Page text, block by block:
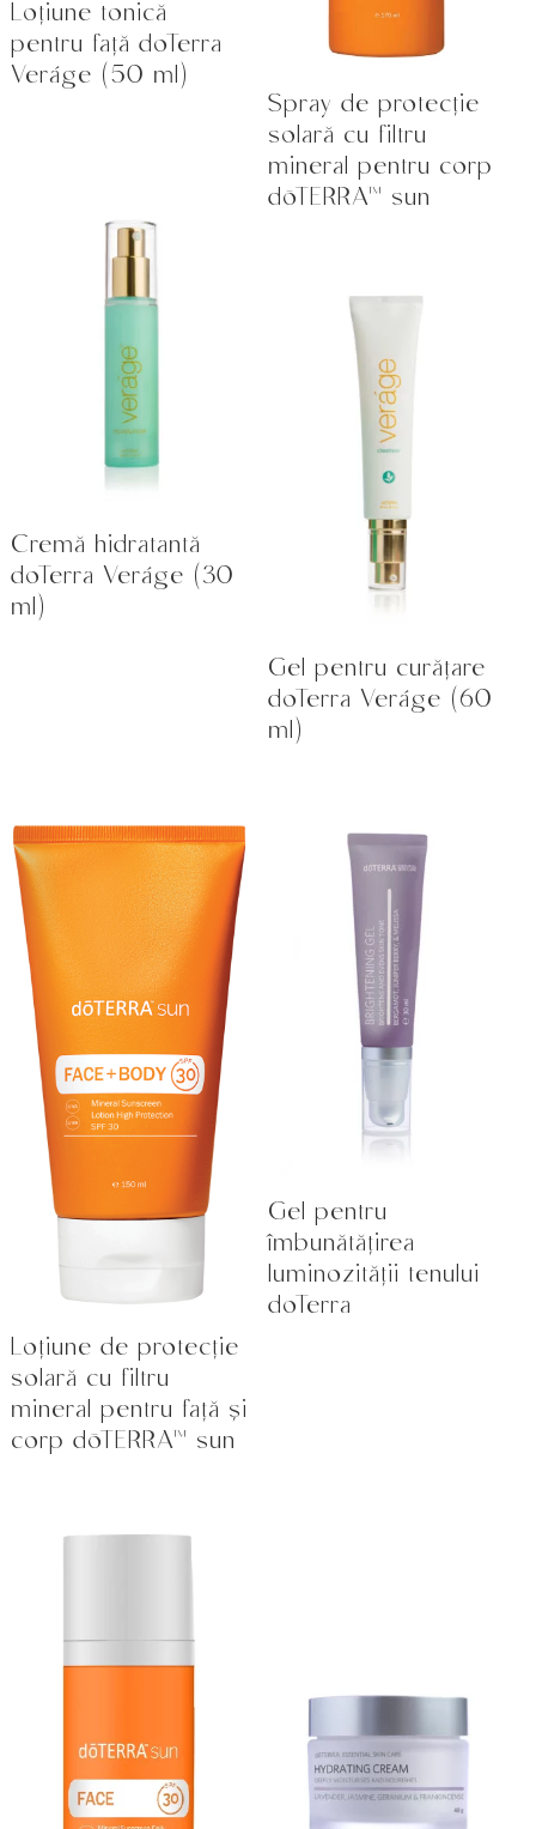
Loțiune tonică
pentru față doTerra
Veráge (50 ml)
Spray de protecție
solară cu filtru
mineral pentru corp
dōTERRA™ sun
Cremă hidratantă
doTerra Veráge (30
ml)
Gel pentru curățare
doTerra Veráge (60
ml)
Loțiune de protecție
solară cu filtru
mineral pentru față și
corp dōTERRA™ sun
Gel pentru
îmbunătățirea
luminozității tenului
doTerra